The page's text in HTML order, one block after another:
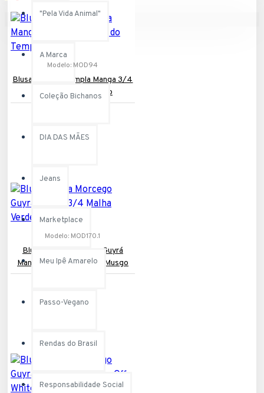
"Pela Vida Animal"
A Marca
Coleção Bichanos
DIA DAS MÃES
Jeans
Marketplace
Meu Ipê Amarelo
Passo-Vegano
Rendas do Brasil
Responsabilidade Social
Seu carrinho está vazio.
Modelo: MOD94
Blusa Morcego Ampla Manga 3/4
Geometrias do Tempo
Modelo: MOD170.1
Blusa Ampla Morcego Guyrá
Manga 3/4 Malha Verde Musgo